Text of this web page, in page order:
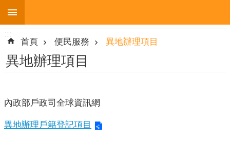
跳到主要內容區塊
進
階
搜
尋
關
:::
首頁 便民服務 異地辦理項目
異地辦理項目
內政部戶政司全球資訊網
異地辦理戶籍登記項目